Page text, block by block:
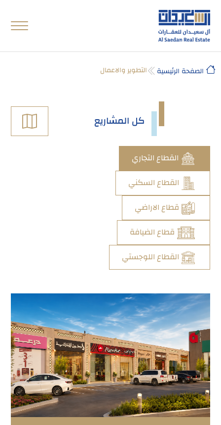
الصفحة الرئيسية التطوير والاعمال
كل المشاريع
القطاع التجاري
القطاع السكني
قطاع الاراضي
قطاع الضيافة
القطاع اللوجستي